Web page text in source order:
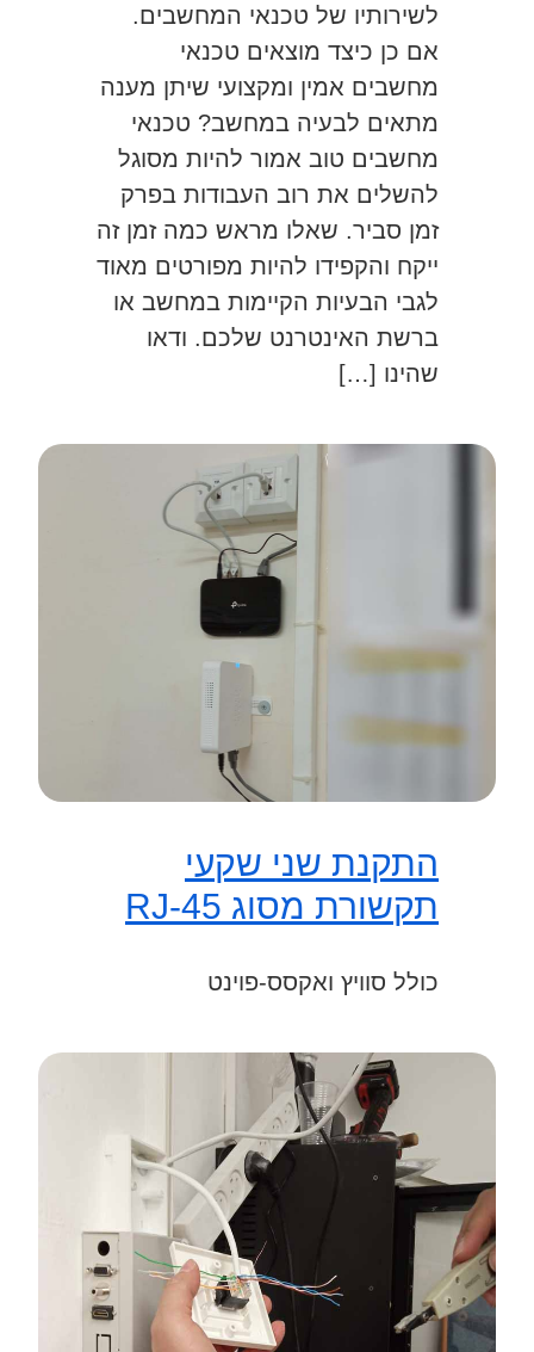
לשירותיו של טכנאי המחשבים.
אם כן כיצד מוצאים טכנאי
מחשבים אמין ומקצועי שיתן מענה
מתאים לבעיה במחשב? טכנאי
מחשבים טוב אמור להיות מסוגל
להשלים את רוב העבודות בפרק
זמן סביר. שאלו מראש כמה זמן זה
ייקח והקפידו להיות מפורטים מאוד
לגבי הבעיות הקיימות במחשב או
ברשת האינטרנט שלכם. ודאו
שהינו […]
התקנת שני שקעי
תקשורת מסוג RJ-45
כולל סוויץ ואקסס-פוינט